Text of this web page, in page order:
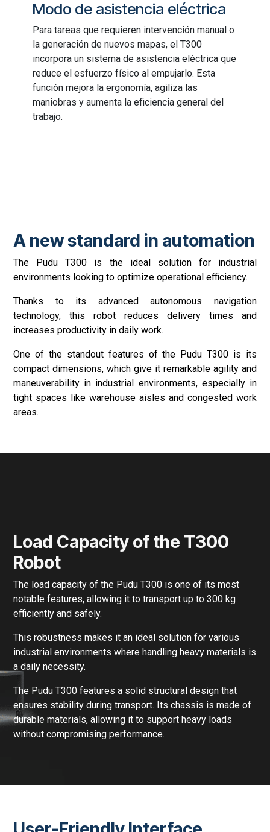
Modo de asistencia eléctrica
Para tareas que requieren intervención manual o
la generación de nuevos mapas, el T300
incorpora un sistema de asistencia eléctrica que
reduce el esfuerzo físico al empujarlo. Esta
función mejora la ergonomía, agiliza las
maniobras y aumenta la eficiencia general del
trabajo.
A new standard in automation
The Pudu T300 is the ideal solution for industrial
environments looking to optimize operational efficiency.
Thanks to its advanced autonomous navigation
technology, this robot reduces delivery times and
increases productivity in daily work.
One of the standout features of the Pudu T300 is its
compact dimensions, which give it remarkable agility and
maneuverability in industrial environments, especially in
tight spaces like warehouse aisles and congested work
areas.
Load Capacity of the T300
Robot
The load capacity of the Pudu T300 is one of its most
notable features, allowing it to transport up to 300 kg
efficiently and safely.
This robustness makes it an ideal solution for various
industrial environments where handling heavy materials is
a daily necessity.
The Pudu T300 features a solid structural design that
ensures stability during transport. Its chassis is made of
durable materials, allowing it to support heavy loads
without compromising performance.